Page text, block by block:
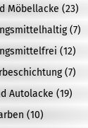
Möbellacke (23)
(7)
(12)
(7)
Autolacke (19)
(10)